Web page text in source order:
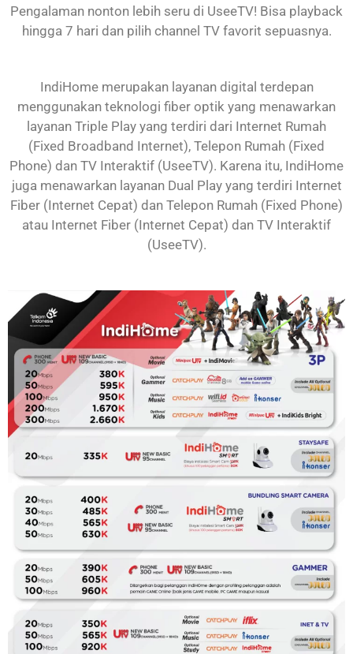
Pengalaman nonton lebih seru di UseeTV! Bisa playback
hingga 7 hari dan pilih channel TV favorit sepuasnya.
IndiHome merupakan layanan digital terdepan
menggunakan teknologi fiber optik yang menawarkan
layanan Triple Play yang terdiri dari Internet Rumah
(Fixed Broadband Internet), Telepon Rumah (Fixed
Phone) dan TV Interaktif (UseeTV). Karena itu, IndiHome
juga menawarkan layanan Dual Play yang terdiri Internet
Fiber (Internet Cepat) dan Telepon Rumah (Fixed Phone)
atau Internet Fiber (Internet Cepat) dan TV Interaktif
(UseeTV).